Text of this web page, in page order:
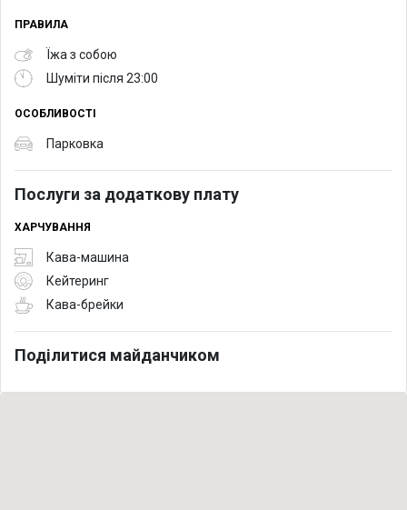
ПРАВИЛА
Їжа з собою
Шуміти після 23:00
ОСОБЛИВОСТІ
Парковка
Послуги за додаткову плату
ХАРЧУВАННЯ
Кава-машина
Кейтеринг
Кава-брейки
Поділитися майданчиком